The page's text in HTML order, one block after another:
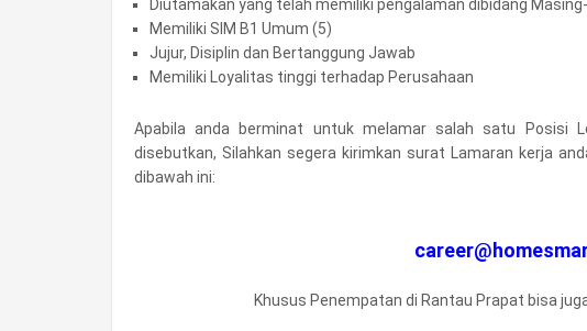
Diutamakan yang telah memiliki pengalaman dibidang
Memiliki SIM B1 Umum (5)
Jujur, Disiplin dan Bertanggung Jawab
Memiliki Loyalitas tinggi terhadap Perusahaan
Apabila anda berminat untuk melamar salah satu Posisi
disebutkan, Silahkan segera kirimkan surat Lamaran kerja
dibawah ini:
Khusus Penempatan di Rantau Prapat bisa